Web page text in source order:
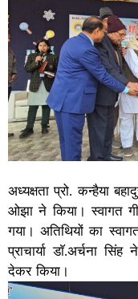
अध्यक्षता प्रो. कन्हैया
ओझा ने किया। स्वागत
गया। अतिथियों का
प्राचार्या डाॅ.अर्चना
देकर किया।